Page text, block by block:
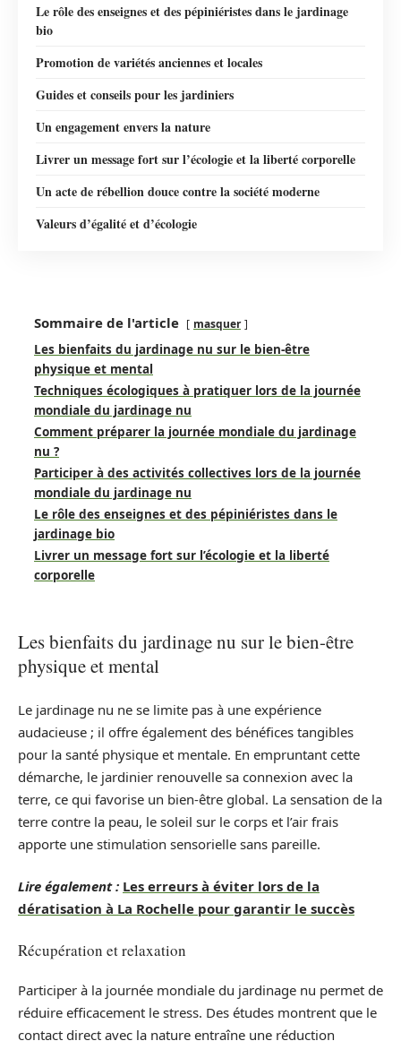
Le rôle des enseignes et des pépiniéristes dans le jardinage
bio
Promotion de variétés anciennes et locales
Guides et conseils pour les jardiniers
Un engagement envers la nature
Livrer un message fort sur l’écologie et la liberté corporelle
Un acte de rébellion douce contre la société moderne
Valeurs d’égalité et d’écologie
Sommaire de l'article masquer
Les bienfaits du jardinage nu sur le bien-être
physique et mental
Techniques écologiques à pratiquer lors de la journée
mondiale du jardinage nu
Comment préparer la journée mondiale du jardinage
nu ?
Participer à des activités collectives lors de la journée
mondiale du jardinage nu
Le rôle des enseignes et des pépiniéristes dans le
jardinage bio
Livrer un message fort sur l’écologie et la liberté
corporelle
Les bienfaits du jardinage nu sur le bien-être
physique et mental
Le jardinage nu ne se limite pas à une expérience
audacieuse ; il offre également des bénéfices tangibles
pour la santé physique et mentale. En empruntant cette
démarche, le jardinier renouvelle sa connexion avec la
terre, ce qui favorise un bien-être global. La sensation de la
terre contre la peau, le soleil sur le corps et l’air frais
apporte une stimulation sensorielle sans pareille.
Lire également : Les erreurs à éviter lors de la
dératisation à La Rochelle pour garantir le succès
Récupération et relaxation
Participer à la journée mondiale du jardinage nu permet de
réduire efficacement le stress. Des études montrent que le
contact direct avec la nature entraîne une réduction